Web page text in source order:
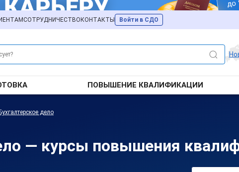
СОТРУДНИЧЕСТВО КОНТАКТЫ Войти в СДО
ПОВЫШЕНИЕ КВАЛИФИКАЦИИ
Бухгалтерское дело
— курсы повышения